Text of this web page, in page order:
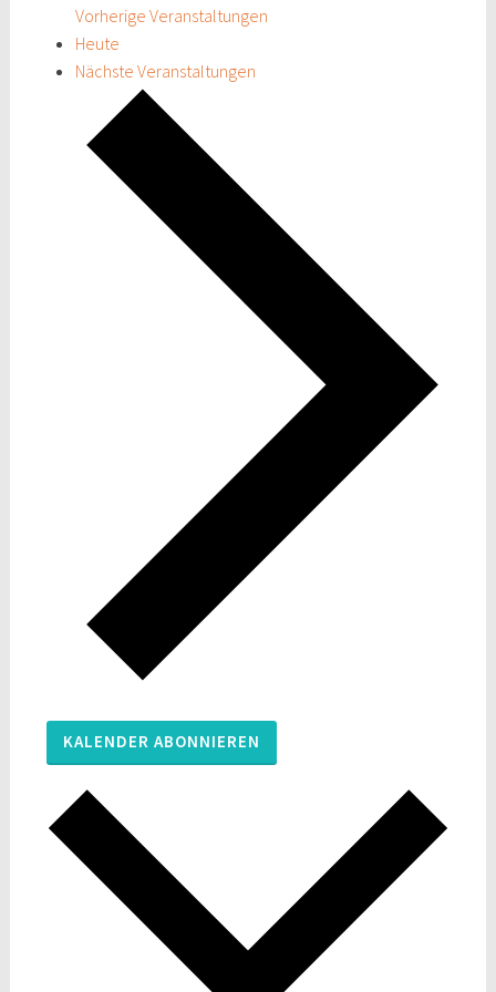
Vorherige Veranstaltungen
Heute
Nächste Veranstaltungen
KALENDER ABONNIEREN